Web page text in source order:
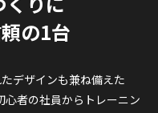
の1台
デザインも兼ね備えた
心者の社員からトレーニン